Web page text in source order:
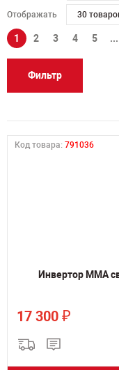
Отображать 30
1 2 3 4 5 ...
Фильтр
Код товара: 791036
Инвертор MMA
17 300 ₽